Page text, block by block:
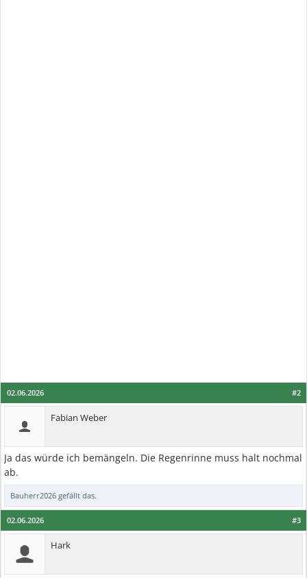
#2
02.06.2026
Fabian Weber
Ja das würde ich bemängeln. Die Regenrinne muss halt nochmal
ab.
Bauherr2026 gefällt das.
#3
02.06.2026
Hark